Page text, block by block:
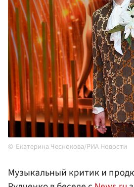
Екатерина Чеснокова/РИА Новости
Музыкальный критик и